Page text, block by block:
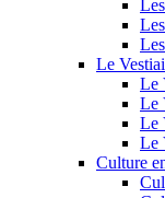
Le
Le
Le
Le
Le
Culture